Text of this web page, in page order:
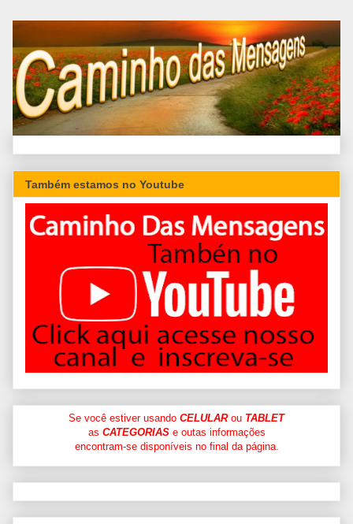
Também estamos no Youtube
Se você estiver usando CELULARou TABLET
as CATEGORIASe outas informações
encontram-se disponíveis no final da página.